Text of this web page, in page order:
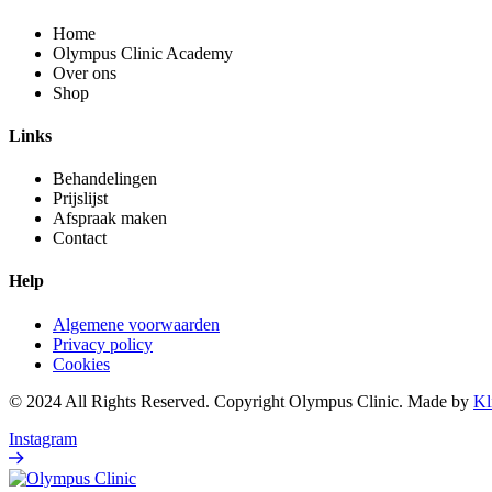
Home
Olympus Clinic Academy
Over ons
Shop
Links
Behandelingen
Prijslijst
Afspraak maken
Contact
Help
Algemene voorwaarden
Privacy policy
Cookies
© 2024 All Rights Reserved. Copyright Olympus Clinic. Made by
Instagram